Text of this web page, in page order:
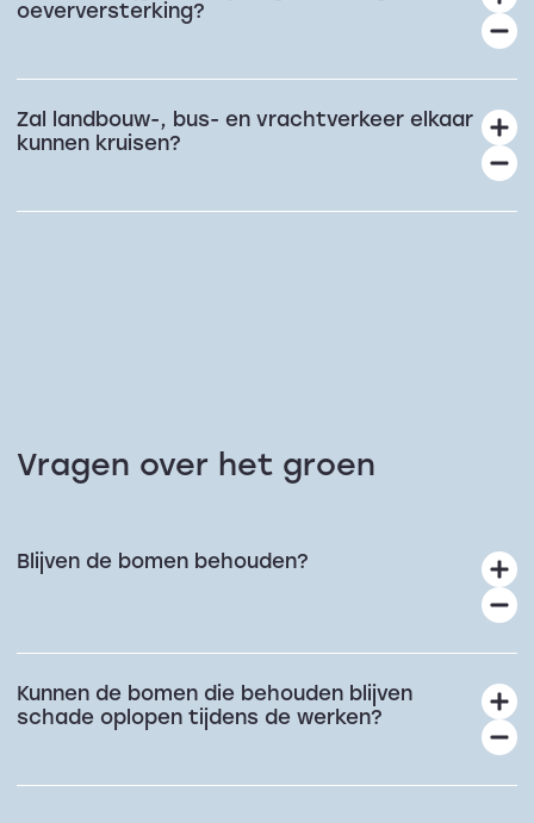
oeverversterking?
Zal landbouw-, bus- en vrachtverkeer elkaar
kunnen kruisen?
Vragen over het groen
Blijven de bomen behouden?
Kunnen de bomen die behouden blijven
schade oplopen tijdens de werken?